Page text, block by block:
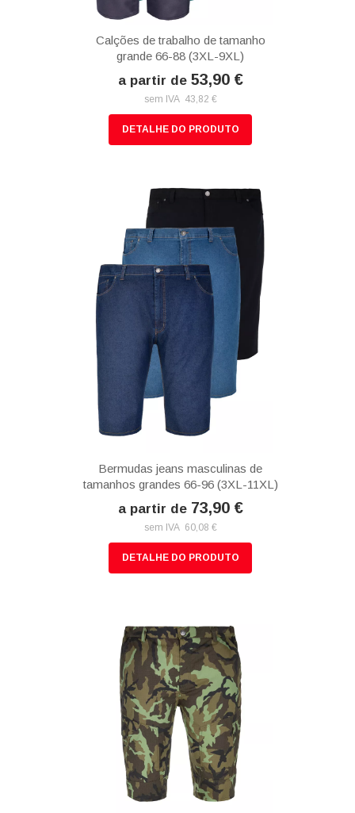
Calções de trabalho de tamanho
grande 66-88 (3XL-9XL)
a partir de 53,90 €
sem IVA 43,82 €
DETALHE DO PRODUTO
Bermudas jeans masculinas de
tamanhos grandes 66-96 (3XL-11XL)
a partir de 73,90 €
sem IVA 60,08 €
DETALHE DO PRODUTO